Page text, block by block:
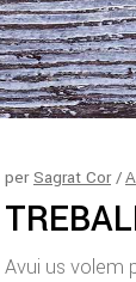
perSagrat Cor
Avui us volem